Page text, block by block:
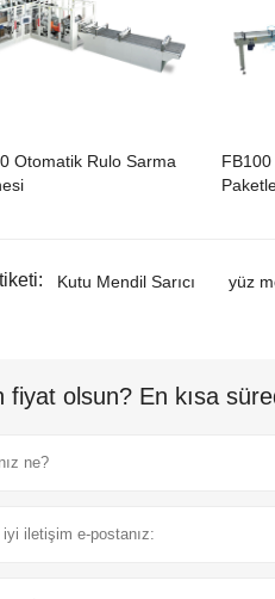
Otomatik Rulo Sarma
Kutu Mendil Sarıcı yüz
fiyat olsun? En kısa